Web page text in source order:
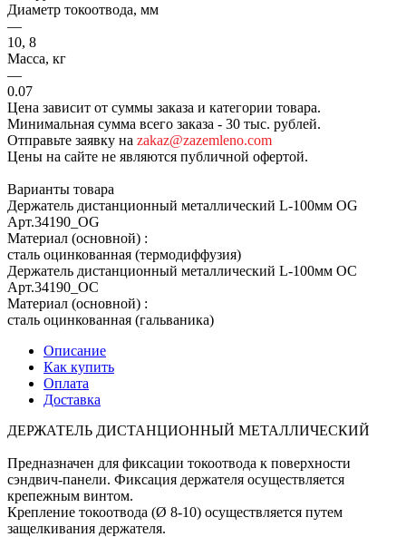
Диаметр токоотвода, мм
—
10, 8
Масса, кг
—
0.07
Цена зависит от суммы заказа и категории товара.
Минимальная сумма всего заказа - 30 тыс. рублей.
Отправьте заявку на zakaz@zazemleno.com
Цены на сайте не являются публичной офертой.
Варианты товара
Держатель дистанционный металлический L-100мм OG
Арт.34190_ОG
Материал (основной) :
сталь оцинкованная (термодиффузия)
Держатель дистанционный металлический L-100мм OC
Арт.34190_ОС
Материал (основной) :
сталь оцинкованная (гальваника)
Описание
Как купить
Оплата
Доставка
ДЕРЖАТЕЛЬ ДИСТАНЦИОННЫЙ МЕТАЛЛИЧЕСКИЙ
Предназначен для фиксации токоотвода к поверхности
сэндвич-панели. Фиксация держателя осуществляется
крепежным винтом.
Крепление токоотвода (Ø 8-10) осуществляется путем
защелкивания держателя.